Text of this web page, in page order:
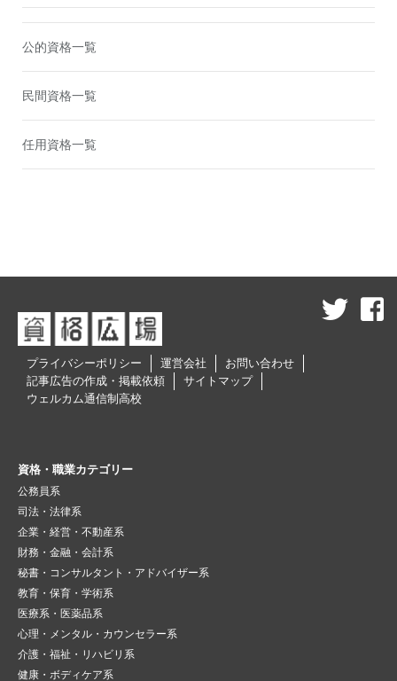
公的資格一覧
民間資格一覧
任用資格一覧
プライバシーポリシー 運営会社
お問い合わせ
記事広告の作成・掲載依頼
サイトマップ
ウェルカム通信制高校
資格・職業カテゴリー
公務員系
司法・法律系
企業・経営・不動産系
財務・金融・会計系
秘書・コンサルタント・アドバイザー系
教育・保育・学術系
医療系・医薬品系
心理・メンタル・カウンセラー系
介護・福祉・リハビリ系
健康・ボディケア系